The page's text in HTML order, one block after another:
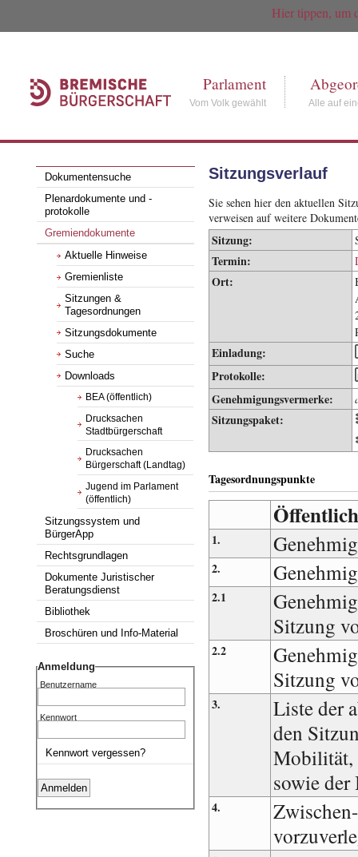
Hier tippen, um
Parlament
Vom Volk gewählt Alle auf
Dokumentensuche
Plenardokumente und -
protokolle
Gremiendokumente
Aktuelle Hinweise
Gremienliste
Sitzungen &
Tagesordnungen
Sitzungsdokumente
Suche
Downloads
BEA (öffentlich)
Drucksachen
Stadtbürgerschaft
Drucksachen
Bürgerschaft (Landtag)
Jugend im Parlament
(öffentlich)
Sitzungssystem und
BürgerApp
Rechtsgrundlagen
Dokumente Juristischer
Beratungsdienst
Bibliothek
Broschüren und Info-Material
Anmeldung
Benutzername
Kennwort
Kennwort vergessen?
Sitzungsverlauf
Sie sehen hier den aktuellen
verweisen auf weitere
Sitzung:
Termin:
Ort:
Einladung:
Protokolle:
Genehmigungsvermerke:
Sitzungspaket:
Tagesordnungspunkte
1.
2.
2.1
Sitzung
2.2
Sitzung
3.
Liste der
den
Mobilität,
sowie der
4.